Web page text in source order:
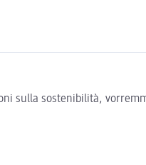
sulla sostenibilità,